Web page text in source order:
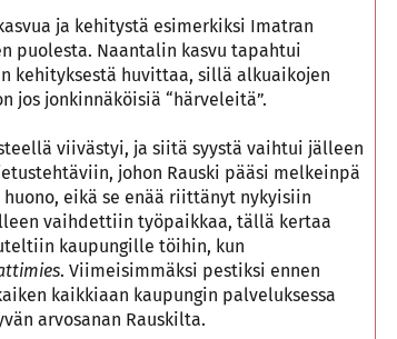
ja kehitystä esimerkiksi Imatran
puolesta. Naantalin kasvu tapahtui
kehityksestä huvittaa, sillä alkuaikojen
jos jonkinnäköisiä “härveleitä”.
viivästyi, ja siitä syystä vaihtui jälleen
johon Rauski pääsi melkeinpä
eikä se enää riittänyt nykyisiin
vaihdettiin työpaikkaa, tällä kertaa
kaupungille töihin, kun
. Viimeisimmäksi pestiksi ennen
kaikkiaan kaupungin palveluksessa
arvosanan Rauskilta.